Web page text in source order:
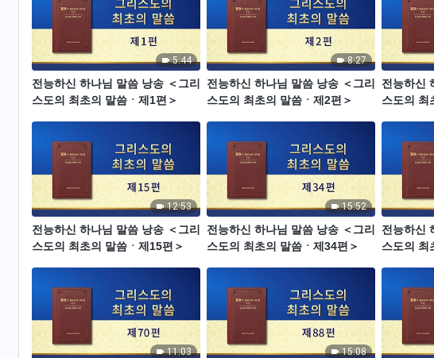
5:44
전능하신 하나님 말씀 낭송 ＜그리
스도의 최초의 말씀ㆍ제1편＞
8:27
전능하신 하나님 말씀 낭송 ＜그리
스도의 최초의 말씀ㆍ제2편＞
전능하신
스도의 최
12:53
전능하신 하나님 말씀 낭송 ＜그리
스도의 최초의 말씀ㆍ제15편＞
15:52
전능하신 하나님 말씀 낭송 ＜그리
스도의 최초의 말씀ㆍ제34편＞
전능하신
스도의 최
11:03 15:08